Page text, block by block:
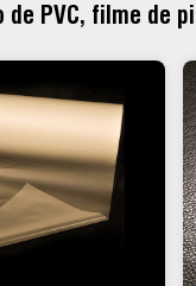
de PVC, filme de